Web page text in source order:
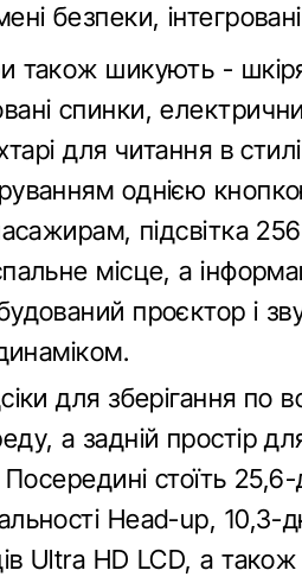
безпеки,
також шикують -
спинки,
для читання в
однією
підсвітка
місце, а
проєктор і
для зберігання по
а задній простір
Посередині стоїть
Head-up,
Ultra HD LCD, а